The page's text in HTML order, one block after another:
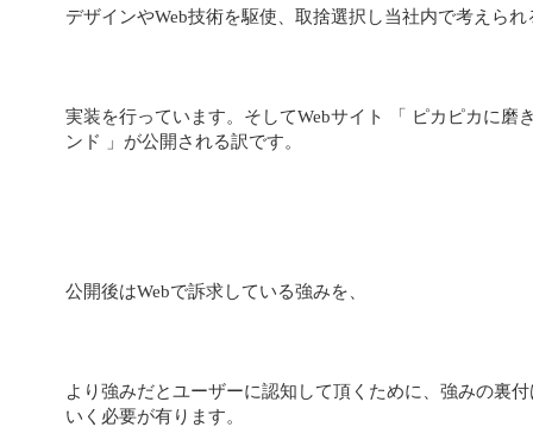
デザインやWeb技術を駆使、取捨選択し当社内で考えられ
実装を行っています。そしてWebサイト 「 ピカピカに磨
ンド 」が公開される訳です。
公開後はWebで訴求している強みを、
より強みだとユーザーに認知して頂くために、強みの裏
いく必要が有ります。